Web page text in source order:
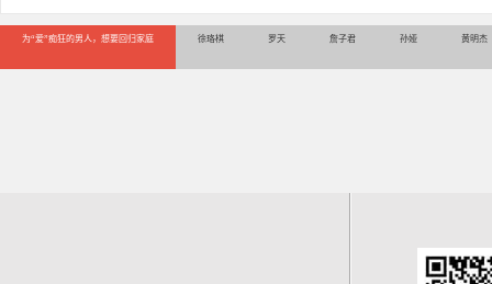
为“爱”痴狂的男人，想要回归家庭 徐珞棋 罗天 詹子君 孙娅 黄明杰